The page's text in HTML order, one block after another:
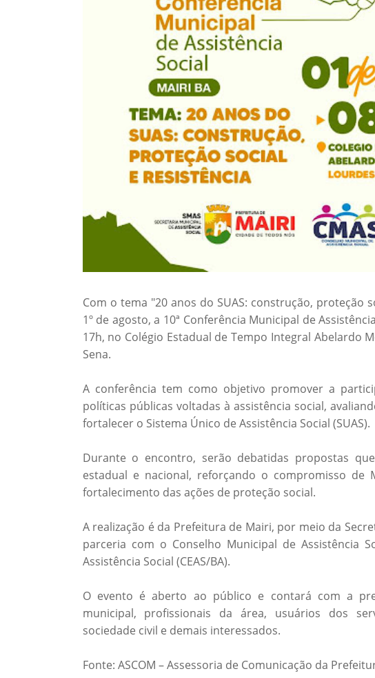
Com o tema "20 anos do SUAS: construção, proteção
1º de agosto, a 10ª Conferência Municipal de
17h, no Colégio Estadual de Tempo Integral Abelardo
Sena.
A conferência tem como objetivo promover a
políticas públicas voltadas à assistência social,
fortalecer o Sistema Único de Assistência Social (SUAS).
Durante o encontro, serão debatidas propostas
estadual e nacional, reforçando o compromisso
fortalecimento das ações de proteção social.
A realização é da Prefeitura de Mairi, por meio da
parceria com o Conselho Municipal de Assistência
Assistência Social (CEAS/BA).
O evento é aberto ao público e contará com a
municipal, profissionais da área, usuários dos
sociedade civil e demais interessados.
Fonte: ASCOM – Assessoria de Comunicação da